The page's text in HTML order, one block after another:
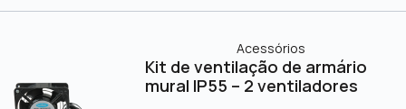
Acessórios
Kit de ventilação de armário
mural IP55 – 2 ventiladores